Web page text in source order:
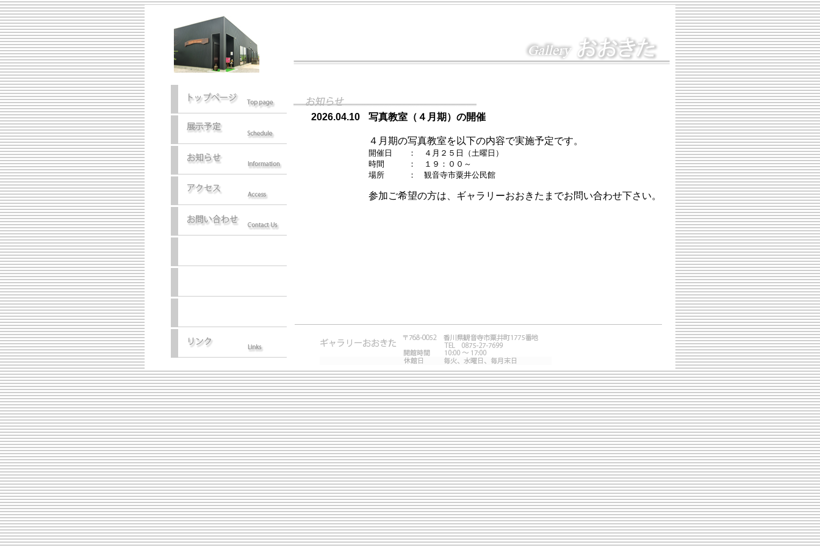
2026.04.10 写真教室（４月期）の開催
４月期の写真教室を以下の内容で実施予定です。
開催日 ： ４月２５日（土曜日）
時間 ： １９：００～
場所 ： 観音寺市粟井公民館
参加ご希望の方は、ギャラリーおおきたまでお問い合わせ下さい。